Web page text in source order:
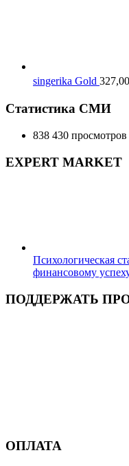
singerika Gold
Статистика СМИ
838 430 просмотров
EXPERT MARKET
Психологическая
финансовому
ПОДДЕРЖАТЬ
ОПЛАТА